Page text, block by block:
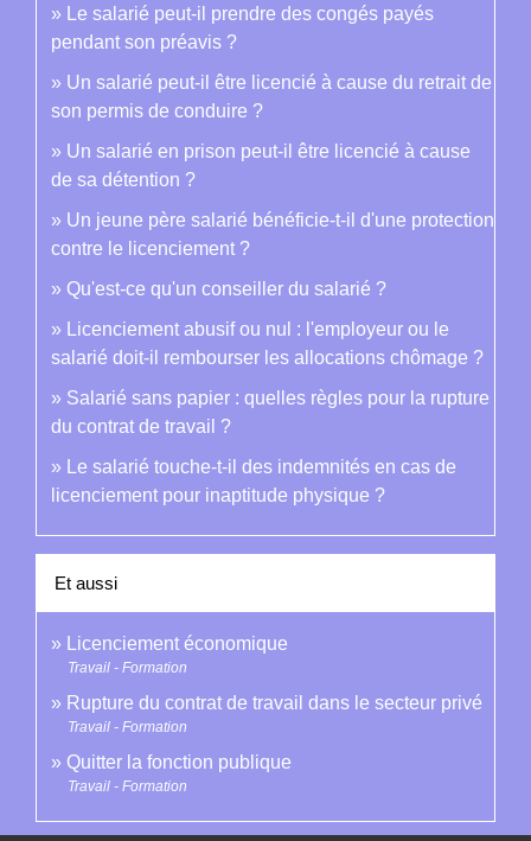
Le salarié peut-il prendre des congés payés
pendant son préavis ?
Un salarié peut-il être licencié à cause du retrait de
son permis de conduire ?
Un salarié en prison peut-il être licencié à cause
de sa détention ?
Un jeune père salarié bénéficie-t-il d'une protection
contre le licenciement ?
Qu'est-ce qu'un conseiller du salarié ?
Licenciement abusif ou nul : l'employeur ou le
salarié doit-il rembourser les allocations chômage ?
Salarié sans papier : quelles règles pour la rupture
du contrat de travail ?
Le salarié touche-t-il des indemnités en cas de
licenciement pour inaptitude physique ?
Et aussi
Licenciement économique
Travail - Formation
Rupture du contrat de travail dans le secteur privé
Travail - Formation
Quitter la fonction publique
Travail - Formation